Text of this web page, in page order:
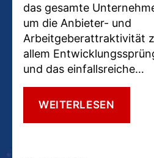
das gesamte
um die Anbieter- und
Arbeitgeberattraktivität
allem
und das einfallsreiche…
WEITERLESEN